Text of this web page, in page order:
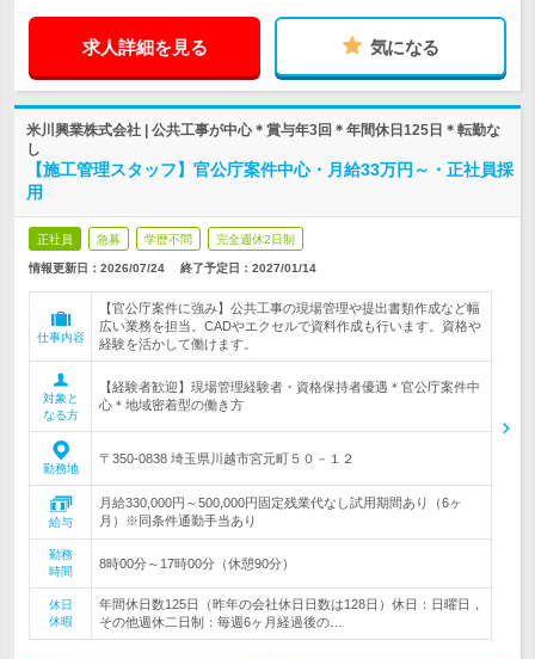
求人詳細を見る 気になる
米川興業株式会社 | 公共工事が中心＊賞与年3回＊年間休日125日＊転勤な
し
【施工管理スタッフ】官公庁案件中心・月給33万円～・正社員採
用
正社員 急募 学歴不問 完全週休2日制
情報更新日：2026/07/24 終了予定日： 2027/01/14
仕事内容
【官公庁案件に強み】公共工事の現場管理や提出書類作成など幅
広い業務を担当。CADやエクセルで資料作成も行います。資格や
経験を活かして働けます。
対象と
なる方
【経験者歓迎】現場管理経験者・資格保持者優遇＊官公庁案件中
心＊地域密着型の働き方
勤務地
〒350-0838 埼玉県川越市宮元町５０－１２
給与
月給330,000円～500,000円固定残業代なし試用期間あり（6ヶ
月）※同条件通勤手当あり
勤務
時間
8時00分～17時00分（休憩90分）
休日
休暇
年間休日数125日（昨年の会社休日日数は128日）休日：日曜日，
その他週休二日制：毎週6ヶ月経過後の…